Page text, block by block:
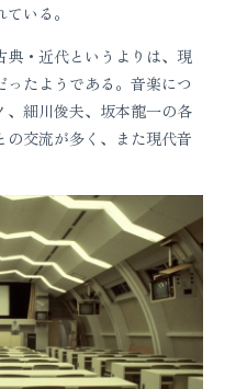
いる。
・近代というよりは、現
たようである。音楽につ
、細川俊夫、坂本龍一の各
の交流が多く、また現代音